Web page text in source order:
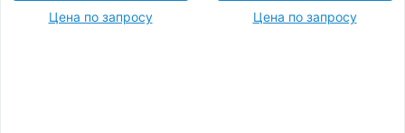
Цена по запросу
Цена по запросу